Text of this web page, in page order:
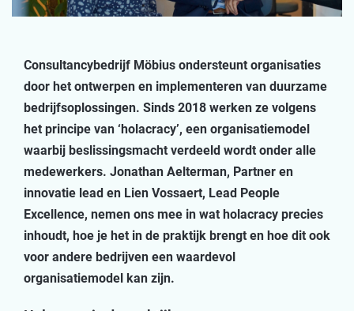
Consultancybedrijf Möbius ondersteunt organisaties
door het ontwerpen en implementeren van duurzame
bedrijfsoplossingen. Sinds 2018 werken ze volgens
het principe van ‘holacracy’, een organisatiemodel
waarbij beslissingsmacht verdeeld wordt onder alle
medewerkers. Jonathan Aelterman, Partner en
innovatie lead en Lien Vossaert, Lead People
Excellence, nemen ons mee in wat holacracy precies
inhoudt, hoe je het in de praktijk brengt en hoe dit ook
voor andere bedrijven een waardevol
organisatiemodel kan zijn.